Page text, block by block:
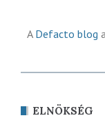
A Defacto blog
ELNÖKSÉG